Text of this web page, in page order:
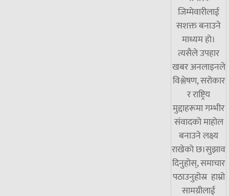
जिम्मेवारीलाई
सशक्त बनाउने
माध्यम हो।
त्यसैले उपहार
खबर अनलाइनले
विश्लेषण, सरोकार
र राष्ट्रिय
मुद्दाहरूमा गम्भीर
संवादको माहोल
बनाउने लक्ष्य
राखेको छ।सुझाव
दिनुहोस्, समाचार
पठाउनुहोस्र हाम्रो
सामग्रीलाई